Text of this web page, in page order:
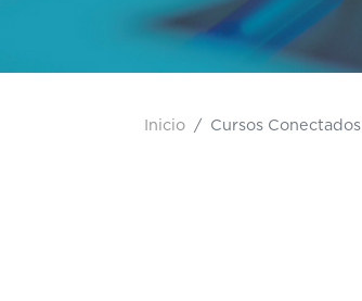
Inicio Cursos Conectados